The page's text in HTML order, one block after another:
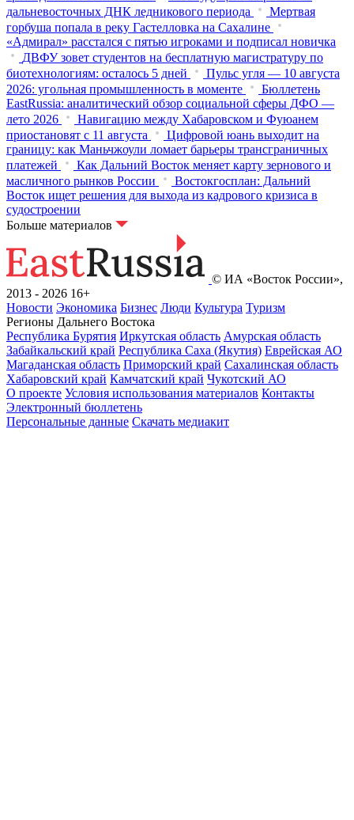
дальневосточных ДНК ледникового периода
Мертвая
горбуша попала в реку Гастелловка на Сахалине
«Адмирал» расстался с пятью игроками и подписал новичка
ДВФУ зовет студентов на бесплатную магистратуру по
биотехнологиям: осталось 5 дней
Пульс угля — 10 августа
2026: угольная промышленность в моменте
Бюллетень
EastRussia: аналитический обзор социальной сферы ДФО —
лето 2026
Навигацию между Хабаровском и Фуюанем
приостановят с 11 августа
Цифровой юань выходит на
границу: как Маньчжоули ломает барьеры трансграничных
платежей
Как Дальний Восток меняет карту зернового и
масличного рынков России
Востокгосплан: Дальний
Восток ищет решения для выхода из кадрового кризиса в
судостроении
Больше материалов
© ИА «Восток России»,
2013 - 2026 16+
Новости Экономика Бизнес Люди Культура Туризм
Регионы Дальнего Востока
Республика Бурятия Иркутская область Амурская область
Забайкальский край Республика Саха (Якутия) Еврейская АО
Магаданская область Приморский край Сахалинская область
Хабаровский край Камчатский край Чукотский АО
О проекте Условия использования материалов Контакты
Электронный бюллетень
Персональные данные Скачать медиакит